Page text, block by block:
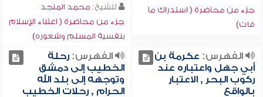
جزء من محاضرة ( استدراك ما
فات)
للشيخ: محمد المنجد
جزء من محاضرة ( اعتناء الإسلام
بنفسية المسلم وشعوره)
الفهرس: عكرمة بن
أبي جهل واعتباره عند
ركوب البحر , الاعتبار
بالواقع
الفهرس:رحلة
الخطيب إلى دمشق
وتوجهه إلى بلد الله
الحرام , رحلات الخطيب